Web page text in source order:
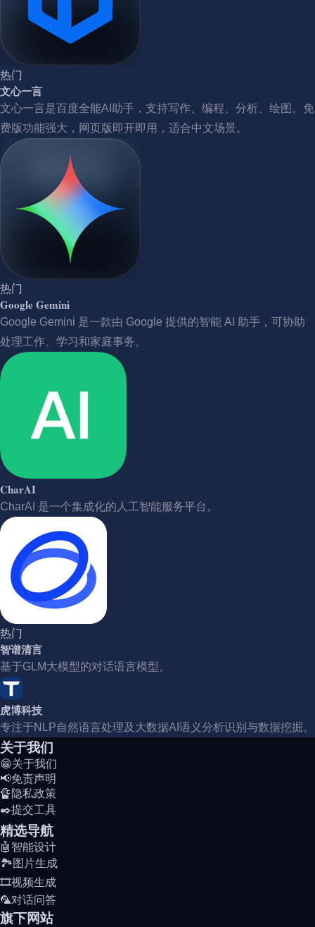
热门
文心一言
文心一言是百度全能AI助手，支持写作、编程、分析、绘图。免
费版功能强大，网页版即开即用，适合中文场景。
热门
Google Gemini
Google Gemini 是一款由 Google 提供的智能 AI 助手，可协助
处理工作、学习和家庭事务。
CharAI
CharAI 是一个集成化的人工智能服务平台。
热门
智谱清言
基于GLM大模型的对话语言模型。
虎博科技
专注于NLP自然语言处理及大数据AI语义分析识别与数据挖掘。
关于我们
😁关于我们
📢免责声明
🔏隐私政策
✒️提交工具
精选导航
🤖智能设计
🏞️图片生成
🎞️视频生成
🦜对话问答
旗下网站